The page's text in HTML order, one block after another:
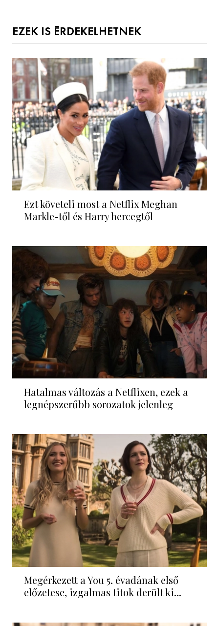
EZEK IS ÉRDEKELHETNEK
Ezt követeli most a Netflix Meghan
Markle-től és Harry hercegtől
Hatalmas változás a Netflixen, ezek a
legnépszerűbb sorozatok jelenleg
Megérkezett a You 5. évadának első
előzetese, izgalmas titok derült ki...